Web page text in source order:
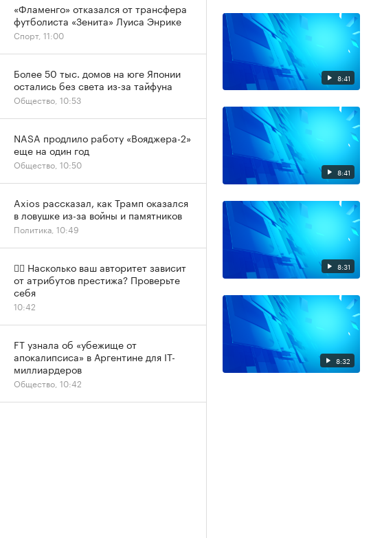
8:41
8:41
8:31
8:32
«Фламенго» отказался от трансфера
футболиста «Зенита» Луиса Энрике
Спорт, 11:00
Более 50 тыс. домов на юге Японии
остались без света из-за тайфуна
Общество, 10:53
NASA продлило работу «Вояджера-2»
еще на один год
Общество, 10:50
Axios рассказал, как Трамп оказался
в ловушке из-за войны и памятников
Политика, 10:49
✍🏻 Насколько ваш авторитет зависит
от атрибутов престижа? Проверьте
себя
10:42
FT узнала об «убежище от
апокалипсиса» в Аргентине для IT-
миллиардеров
Общество, 10:42